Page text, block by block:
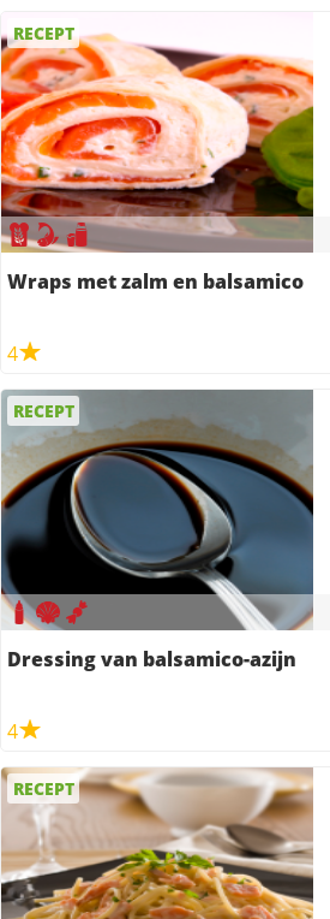
RECEPT
Wraps met zalm en balsamico
4
RECEPT
Dressing van balsamico-azijn
4
RECEPT